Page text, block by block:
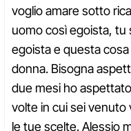
voglio amare sotto
uomo così egoista,
egoista e questa
donna. Bisogna
due mesi ho
volte in cui sei venuto
le tue scelte. Alessio